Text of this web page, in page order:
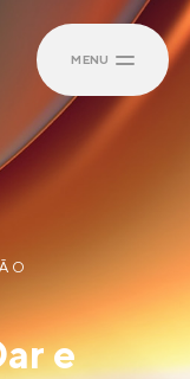
MENU
e